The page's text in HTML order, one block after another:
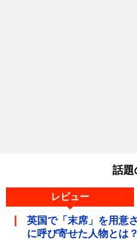
話題
レビュー
英国で「末席」を用意
に呼び寄せた人物とは